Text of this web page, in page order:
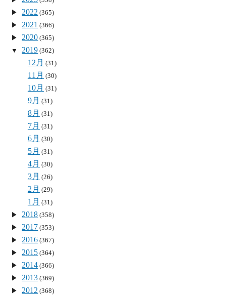
2022 (365)
2021 (366)
2020 (365)
2019 (362)
12月 (31)
11月 (30)
10月 (31)
9月 (31)
8月 (31)
7月 (31)
6月 (30)
5月 (31)
4月 (30)
3月 (26)
2月 (29)
1月 (31)
2018 (358)
2017 (353)
2016 (367)
2015 (364)
2014 (366)
2013 (369)
2012 (368)